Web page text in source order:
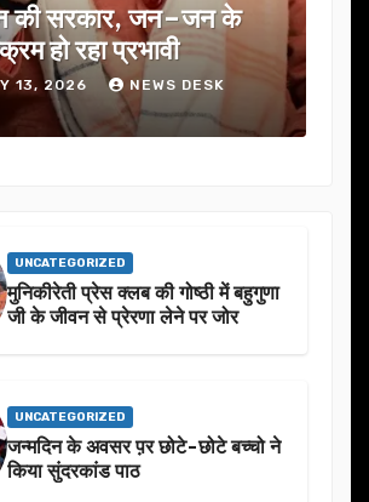
यूजेवीएन लिमिटेड की 132वीं बोर्ड बैठक
में कई अहम प्रस्तावों को मंजूरी
JANUARY 13, 2026 NEWS DESK
UNCATEGORIZED
मुनिकीरेती प्रेस क्लब की गोष्ठी में बहुगुणा
जी के जीवन से प्रेरणा लेने पर जोर
UNCATEGORIZED
जन्मदिन के अवसर प़र छोटे-छोटे बच्चो ने
किया सुंदरकांड पाठ